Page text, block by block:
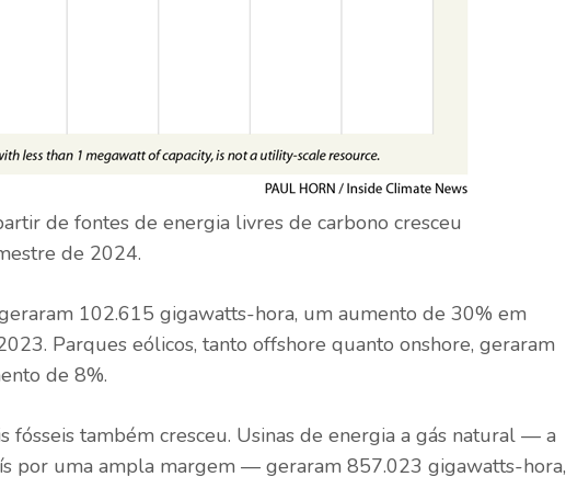
de fontes de energia livres de carbono cresceu
de 2024.
102.615 gigawatts-hora, um aumento de 30% em
Parques eólicos, tanto offshore quanto onshore, geraram
de 8%.
fósseis também cresceu. Usinas de energia a gás natural — a
por uma ampla margem — geraram 857.023 gigawatts-hora,